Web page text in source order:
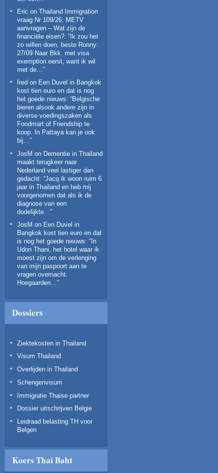
Eric on Thailand Immigration
vraag Nr 109/26: METV
aanvragen – Wat zijn de
financiële eisen?: “ Ik zou het
zo willen doen, beste Ronny:
27/09 Naar Bkk. met visa
exemption eerst, want ik wil
met de…”
fred on Een Duvel in Bangkok
kost tien euro en dat is nog
het goede nieuws: “Belgische
bieren alsook andere zijn in
diverse voedingszaken als
Foodmart of Friendship te
koop. In Pattaya kan je ook
bij…”
JosM on Dementie in Thailand
maakt terugkeer naar
Nederland veel lastiger dan
gedacht: “Jacq ik woon ruim 6
jaar in Thailand en heb mij
voorgenomen dat als ik de
diagnose van een
dodelijkte… ”
JosM on Een Duvel in
Bangkok kost tien euro en dat
is nog het goede nieuws: “In
Udon Thani, het hotel waar ik
moest zijn om de verlenging
van mijn paspoort aan te
vragen overnacht.
Hoegaarden… ”
Dossiers
Ziektekosten in Thailand
Visum Thailand
Overlijden in Thailand
Schengenvisum
Immigratie Thaise partner
Dossier uitschrijven Belgie
Leidraad belasting TH voor
Belgen
Koers Thai Baht